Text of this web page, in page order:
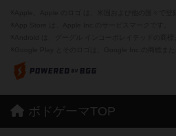
ボドゲーマTOP